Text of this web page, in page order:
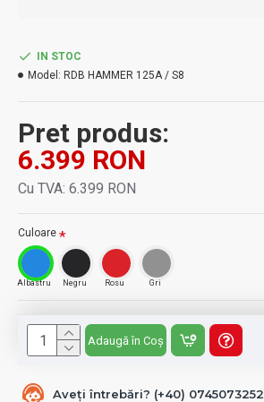
Aveți întrebări? (+40) 0745073252
Pret produs:
6.399 RON
Cu TVA: 6.399 RON
IN STOC
Model: RDB HAMMER 125A / S8
Culoare
Albastru Negru Rosu Gri
Adaugă în Coș